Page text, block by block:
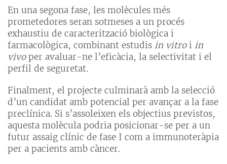
En una segona fase, les molècules més
prometedores seran sotmeses a un procés
exhaustiu de caracterització biològica i
farmacològica, combinant estudis in vitroi in
vivoper avaluar-ne l’eficàcia, la selectivitat i el
perfil de seguretat.
Finalment, el projecte culminarà amb la selecció
d’un candidat amb potencial per avançar a la fase
preclínica. Si s’assoleixen els objectius previstos,
aquesta molècula podria posicionar-se per a un
futur assaig clínic de fase I com a immunoteràpia
per a pacients amb càncer.